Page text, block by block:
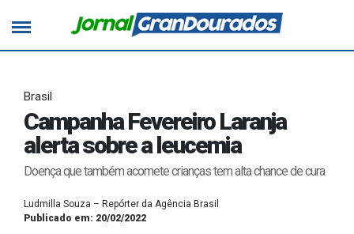
Brasil
Campanha Fevereiro Laranja
alerta sobre a leucemia
Doença que também acomete crianças tem alta chance de cura
Ludmilla Souza – Repórter da Agência Brasil
Publicado em: 20/02/2022